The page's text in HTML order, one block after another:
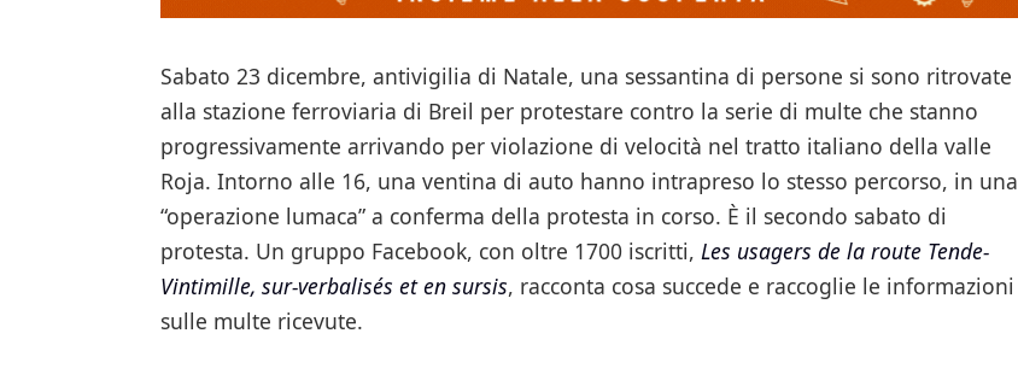
Sabato 23 dicembre, antivigilia di Natale, una sessantina di persone si sono ritrovate
alla stazione ferroviaria di Breil per protestare contro la serie di multe che stanno
progressivamente arrivando per violazione di velocità nel tratto italiano della valle
Roja. Intorno alle 16, una ventina di auto hanno intrapreso lo stesso percorso, in una
“operazione lumaca” a conferma della protesta in corso. È il secondo sabato di
protesta. Un gruppo Facebook, con oltre 1700 iscritti, Les usagers de la route Tende-
Vintimille, sur-verbalisés et en sursis, racconta cosa succede e raccoglie le informazioni
sulle multe ricevute.